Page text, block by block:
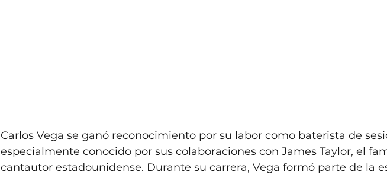
Carlos Vega se ganó reconocimiento por su labor como baterista de
especialmente conocido por sus colaboraciones con James Taylor, el
cantautor estadounidense. Durante su carrera, Vega formó parte de la